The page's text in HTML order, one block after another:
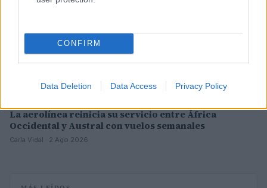
CONFIRM
Data Deletion Data Access Privacy Policy
La aerolínea reinicia su servicio entre África
Occidental y Austral con vuelos semanales
Carla Vidal · 2 Ago 2026